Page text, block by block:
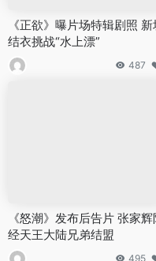
《正欲》曝片场特辑剧照 新
结衣挑战“水上漂”
487
《怒潮》发布后告片 张家辉
经天王大陆兄弟结盟
495